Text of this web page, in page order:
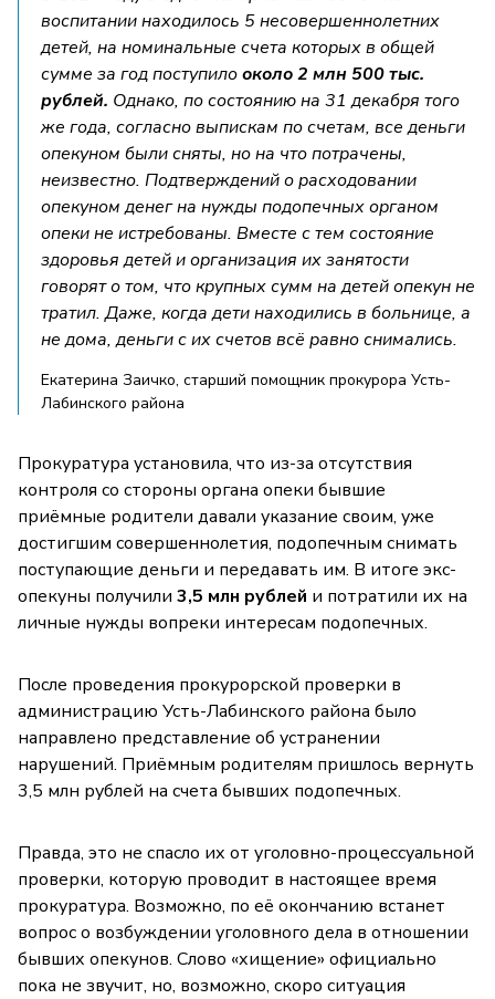
воспитании находилось 5 несовершеннолетних
детей, на номинальные счета которых в общей
сумме за год поступилооколо 2 млн 500 тыс.
рублей. Однако, по состоянию на 31 декабря того
же года, согласно выпискам по счетам, все деньги
опекуном были сняты, но на что потрачены,
неизвестно. Подтверждений о расходовании
опекуном денег на нужды подопечных органом
опеки не истребованы. Вместе с тем состояние
здоровья детей и организация их занятости
говорят о том, что крупных сумм на детей опекун не
тратил. Даже, когда дети находились в больнице, а
не дома, деньги с их счетов всё равно снимались.
Екатерина Заичко, старший помощник прокурора Усть-
Лабинского района
Прокуратура установила, что из-за отсутствия
контроля со стороны органа опеки бывшие
приёмные родители давали указание своим, уже
достигшим совершеннолетия, подопечным снимать
поступающие деньги и передавать им. В итоге экс-
опекуны получили 3,5 млн рублей и потратили их на
личные нужды вопреки интересам подопечных.
После проведения прокурорской проверки в
администрацию Усть-Лабинского района было
направлено представление об устранении
нарушений. Приёмным родителям пришлось вернуть
3,5 млн рублей на счета бывших подопечных.
Правда, это не спасло их от уголовно-процессуальной
проверки, которую проводит в настоящее время
прокуратура. Возможно, по её окончанию встанет
вопрос о возбуждении уголовного дела в отношении
бывших опекунов. Слово «хищение» официально
пока не звучит, но, возможно, скоро ситуация